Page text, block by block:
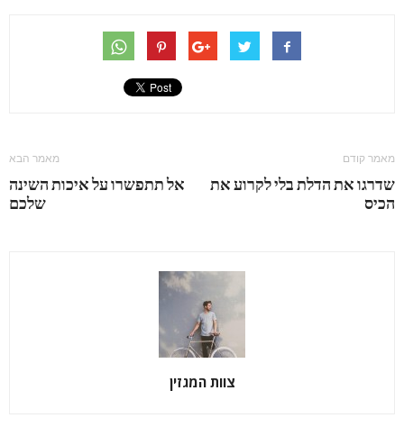
מאמר קודם
שדרגו את הדלת בלי לקרוע את
הכיס
מאמר הבא
אל תתפשרו על איכות השינה
שלכם
צוות המגזין